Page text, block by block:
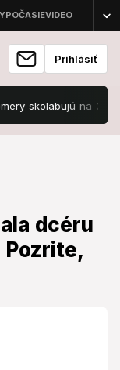
Prihlásiť
na 34 stupňoch,
dcéru
dcéru z
ako